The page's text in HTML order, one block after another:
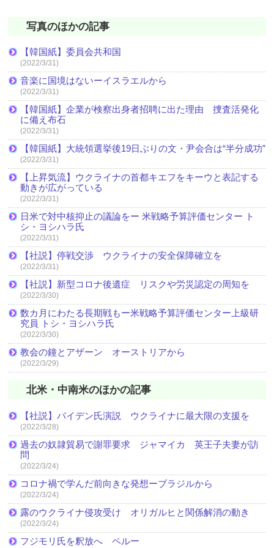
写真のほかの記事
【韓国紙】委員会共和国
(2022/3/31)
音楽に国境はないーイスラエルから
(2022/3/31)
【韓国紙】企業が検察出身者招聘に出た理由 捜査活発化
に備え布石
(2022/3/31)
【韓国紙】大統領選挙後19日ぶりの文・尹会合は“半分成功”
(2022/3/31)
【上昇気流】ウクライナの首都キエフをキーウと表記する
動きが広がっている
(2022/3/31)
日米で対中核抑止の議論をー 米戦略予算評価センター ト
シ・ヨシハラ氏
(2022/3/31)
【社説】停戦交渉 ウクライナの安全保障確立を
(2022/3/31)
【社説】新型コロナ後遺症 リスクや労災認定の周知を
(2022/3/30)
数カ月にわたる長期戦もー米戦略予算評価センター上級研
究員 トシ・ヨシハラ氏
(2022/3/30)
教会の鐘とアザーン オーストリアから
(2022/3/29)
北米・中南米のほかの記事
【社説】バイデン氏演説 ウクライナに最大限の支援を
(2022/3/28)
過去の奴隷貿易で謝罪要求 ジャマイカ 英王子夫妻が訪
問
(2022/3/24)
コロナ禍で学んだ前向きな発想ーブラジルから
(2022/3/24)
露のウクライナ侵攻受け オリガルヒと関係解消の動き
(2022/3/24)
フジモリ氏を釈放へ ペルー